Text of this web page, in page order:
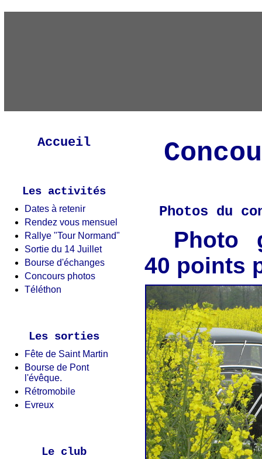
Accueil
Les activités
Dates à retenir
Rendez vous mensuel
Rallye "Tour Normand"
Sortie du 14 Juillet
Bourse d'échanges
Concours photos
Téléthon
Les sorties
Fête de Saint Martin
Bourse de Pont
l'évêque.
Rétromobile
Evreux
Le club
Photos du
Photo
40 points